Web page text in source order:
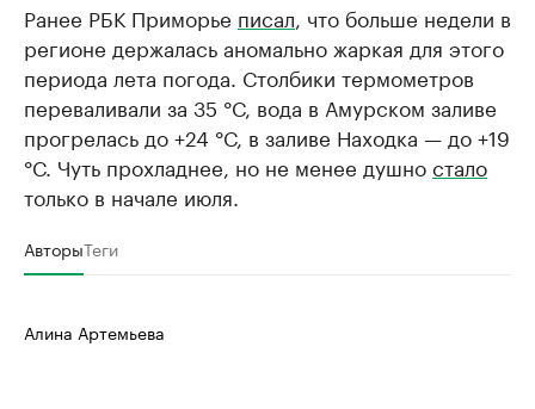
Ранее РБК Приморье писал , что больше недели в
регионе держалась аномально жаркая для этого
периода лета погода. Столбики термометров
переваливали за 35 °С, вода в Амурском заливе
прогрелась до +24 °С, в заливе Находка — до +19
°С. Чуть прохладнее, но не менее душностало
только в начале июля.
АвторыТеги
Алина Артемьева